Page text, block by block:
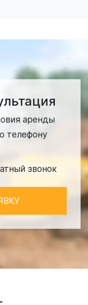
аренды
телефону
звонок